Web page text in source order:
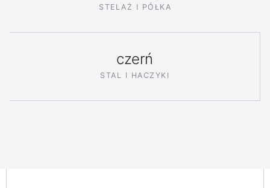
STELAŻ I PÓŁKA
czerń
STAL I HACZYKI